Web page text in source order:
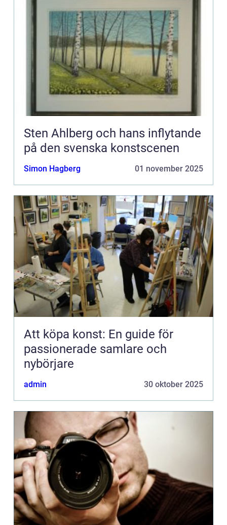
Sten Ahlberg och hans inflytande
på den svenska konstscenen
Simon Hagberg 01 november 2025
Att köpa konst: En guide för
passionerade samlare och
nybörjare
admin 30 oktober 2025